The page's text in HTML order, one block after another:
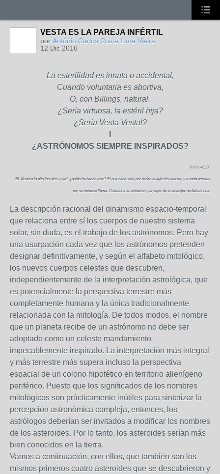
VESTA ES LA PAREJA INFÉRTIL
por Antônio Carlos Costa Lima Vieira
12 Dic 2016
La esterilidad es innata o accidental,
Cuando voluntaria es abortiva,
O, con Billings, natural.
¿Sería virtuosa, la estéril hija?
¿Sería Vesta Vestal?
¿ASTRÓNOMOS SIEMPRE INSPIRADOS?
Isaías 40, 26
26. Alzad a lo alto los ojos y ved: ¿quién ha hecho esto? El que hace salir por orden al ejército celeste, y a cada estrella
por su nombre llama. Gracias a su esfuerzo y al vigor de su energía, no falta ni una.
La descripción racional del dinamismo espacio-temporal
que relaciona entre sí los cuerpos de nuestro sistema
solar, sin duda, es el trabajo de los astrónomos. Pero hay
una usurpación cada vez que los astrónomos pretenden
designar definitivamente, y según el alfabeto mitológico,
los nuevos cuerpos celestes que descubren,
independientemente de la interpretación astrológica, que
es potencialmente la perspectiva terrestre más
completamente humana y la única tradicionalmente
relacionada con la mitología. De todos modos, el nombre
que un planeta recibe de un astrónomo no debe ser
adoptado como un celeste mandamiento
impecablemente inspirado. La interpretación más integral
y más terrestre más supera incluso la perspectiva
espacial de un colono hipotético en territorio alienígeno
periférico. Puesto que los significados de los nombres
mitológicos son prácticamente inútiles para sintetizar la
percepción astronómica compleja, entonces, los
astrólogos deberían ser invitados a modificar los nombres
de los asteroides. Por lo tanto, los asteroides serían más
bien conocidos en la tierra.
Vamos a continuación, con ellos, que también son los
mismos primeros cuatro asteroides que se descubrieron y